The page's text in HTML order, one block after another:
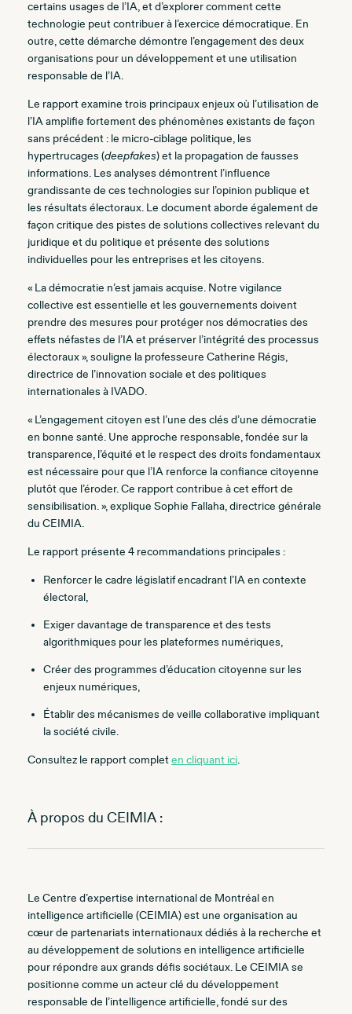
certains usages de l’IA, et d’explorer comment cette
technologie peut contribuer à l’exercice démocratique. En
outre, cette démarche démontre l’engagement des deux
organisations pour un développement et une utilisation
responsable de l’IA.
Le rapport examine trois principaux enjeux où l’utilisation de
l’IA amplifie fortement des phénomènes existants de façon
sans précédent : le micro-ciblage politique, les
hypertrucages (deepfakes) et la propagation de fausses
informations. Les analyses démontrent l’influence
grandissante de ces technologies sur l’opinion publique et
les résultats électoraux. Le document aborde également de
façon critique des pistes de solutions collectives relevant du
juridique et du politique et présente des solutions
individuelles pour les entreprises et les citoyens.
« La démocratie n’est jamais acquise. Notre vigilance
collective est essentielle et les gouvernements doivent
prendre des mesures pour protéger nos démocraties des
effets néfastes de l’IA et préserver l’intégrité des processus
électoraux », souligne la professeure Catherine Régis,
directrice de l’innovation sociale et des politiques
internationales à IVADO.
« L’engagement citoyen est l’une des clés d’une démocratie
en bonne santé. Une approche responsable, fondée sur la
transparence, l’équité et le respect des droits fondamentaux
est nécessaire pour que l’IA renforce la confiance citoyenne
plutôt que l’éroder. Ce rapport contribue à cet effort de
sensibilisation. », explique Sophie Fallaha, directrice générale
du CEIMIA.
Le rapport présente 4 recommandations principales :
Renforcer le cadre législatif encadrant l’IA en contexte
électoral,
Exiger davantage de transparence et des tests
algorithmiques pour les plateformes numériques,
Créer des programmes d’éducation citoyenne sur les
enjeux numériques,
Établir des mécanismes de veille collaborative impliquant
la société civile.
Consultez le rapport completen cliquant ici.
À propos du CEIMIA :
Le Centre d’expertise international de Montréal en
intelligence artificielle (CEIMIA) est une organisation au
cœur de partenariats internationaux dédiés à la recherche et
au développement de solutions en intelligence artificielle
pour répondre aux grands défis sociétaux. Le CEIMIA se
positionne comme un acteur clé du développement
responsable de l’intelligence artificielle, fondé sur des